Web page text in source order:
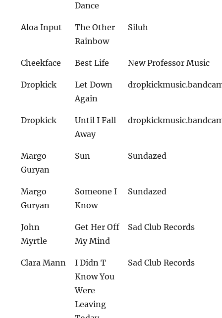
Dance
Aloa Input
The Other
Rainbow
Siluh
Cheekface Best Life New Professor Music
Dropkick
Let Down
Again
Dropkick
Until I Fall
Away
Margo
Guryan
Sun Sundazed
Margo
Guryan
Someone I
Know
Sundazed
John
Myrtle
Get Her Off
My Mind
Sad Club Records
Clara Mann
I Didn T
Know You
Were
Leaving
Sad Club Records